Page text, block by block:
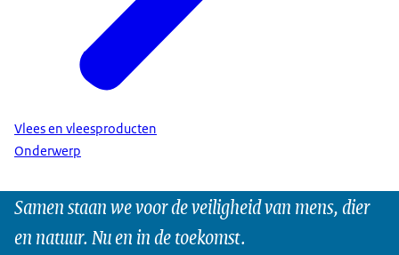
Vlees en vleesproducten
Onderwerp
Samen staan we voor de veiligheid van mens, dier
en natuur. Nu en in de toekomst.